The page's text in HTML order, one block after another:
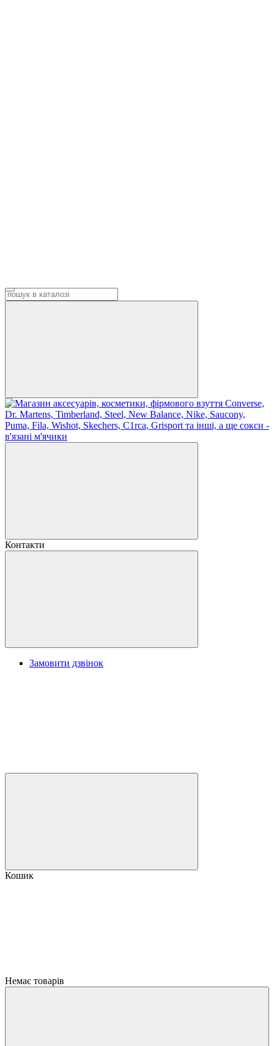
Контакти
Замовити дзвінок
Кошик
Немає товарів